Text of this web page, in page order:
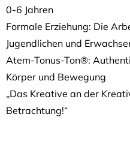
0-6 Jahren
Formale Erziehung: Die
Jugendlichen und
Atem-Tonus-Ton®:
Körper und Bewegung
„Das Kreative an der
Betrachtung!“